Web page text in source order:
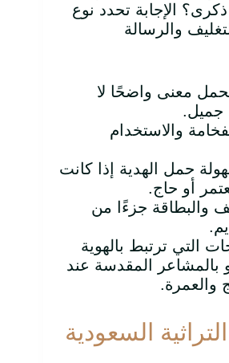
الإجابة تحدد نوع
والرسالة
معنى واضحًا لا
والاستخدام
حمل الهدية إذا كانت
أو حاج.
والبطاقة جزءًا من
التي ترتبط بالهوية
بالمشاعر المقدسة عند
والعمرة.
التراثية السعودية